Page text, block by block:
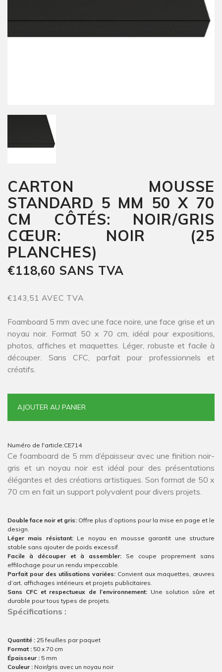
CARTON MOUSSE
STANDARD 5 MM 50 X 70
CM CÔTÉS: NOIR/GRIS
CŒUR: NOIR (25
PLANCHES)
€118,60 SANS TVA
€143,51 AVEC TVA
Foamboard 5 mm avec une face noire, une face grise et un
noyau noir. Format 50 x 70 cm, idéal pour expositions,
photos, affiches et maquettes. Léger, robuste et facile à
découper. Sans CFC, parfait pour professionnels et
créatifs.
AJOUTER AU PANIER
Numéro de l'article:CE714
Ce foamboard de 5 mm d’épaisseur avec une finition noir-
gris et un noyau noir est idéal pour des présentations
élégantes et des créations artistiques. Son format de 50 x
70 cm en fait un support polyvalent pour divers projets.
Double face noir et gris: Offre plus d’options pour la mise en page et le
design.
Léger mais résistant:Le noyau en mousse garantit une structure
stable sans ajouter de poids excessif.
Facile à découper et à assembler: Se coupe proprement sans
effilochage pour un rendu impeccable.
Parfait pour des utilisations variées: Convient aux maquettes, œuvres
d’art, affichages intérieurs et projets publicitaires.
Sans CFC et respectueux de l’environnement:Une solution sûre et
durable pour tous types de projets.
Spécifications :
Quantité : 25 feuilles par paquet
Format : 50 x 70 cm
Épaisseur : 5 mm
Couleur : Noir/gris avec un noyau noir